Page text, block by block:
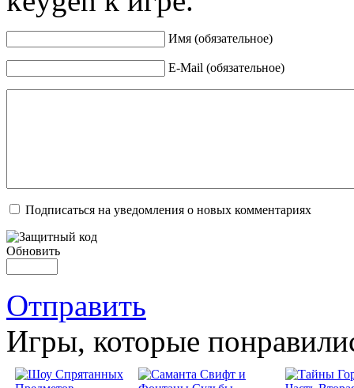
Имя (обязательное)
E-Mail (обязательное)
Подписаться на уведомления о новых комментариях
Обновить
Отправить
Игры, которые